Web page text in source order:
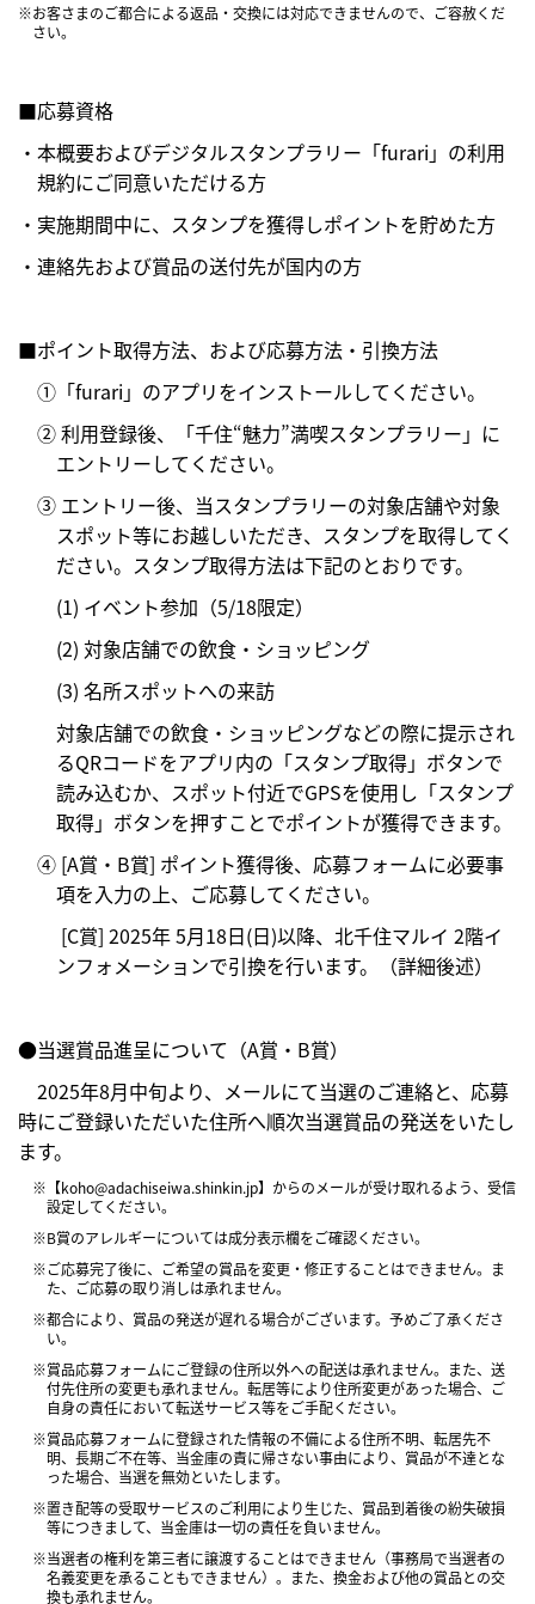
※お客さまのご都合による返品・交換には対応できませんので、ご容赦くだ
さい。
■応募資格
・本概要およびデジタルスタンプラリー「furari」の利用
規約にご同意いただける方
・実施期間中に、スタンプを獲得しポイントを貯めた方
・連絡先および賞品の送付先が国内の方
■ポイント取得方法、および応募方法・引換方法
①「furari」のアプリをインストールしてください。
② 利用登録後、「千住“魅力”満喫スタンプラリー」に
エントリーしてください。
③ エントリー後、当スタンプラリーの対象店舗や対象
スポット等にお越しいただき、スタンプを取得してく
ださい。スタンプ取得方法は下記のとおりです。
(1) イベント参加（5/18限定）
(2) 対象店舗での飲食・ショッピング
(3) 名所スポットへの来訪
対象店舗での飲食・ショッピングなどの際に提示され
るQRコードをアプリ内の「スタンプ取得」ボタンで
読み込むか、スポット付近でGPSを使用し「スタンプ
取得」ボタンを押すことでポイントが獲得できます。
④ [A賞・B賞] ポイント獲得後、応募フォームに必要事
項を入力の上、ご応募してください。
[C賞] 2025年 5月18日(日)以降、北千住マルイ 2階イ
ンフォメーションで引換を行います。（詳細後述）
●当選賞品進呈について（A賞・B賞）
2025年8月中旬より、メールにて当選のご連絡と、応募
時にご登録いただいた住所へ順次当選賞品の発送をいたし
ます。
※【koho@adachiseiwa.shinkin.jp】からのメールが受け取れるよう、受信
設定してください。
※B賞のアレルギーについては成分表示欄をご確認ください。
※ご応募完了後に、ご希望の賞品を変更・修正することはできません。ま
た、ご応募の取り消しは承れません。
※都合により、賞品の発送が遅れる場合がございます。予めご了承くださ
い。
※賞品応募フォームにご登録の住所以外への配送は承れません。また、送
付先住所の変更も承れません。転居等により住所変更があった場合、ご
自身の責任において転送サービス等をご手配ください。
※賞品応募フォームに登録された情報の不備による住所不明、転居先不
明、長期ご不在等、当金庫の責に帰さない事由により、賞品が不達とな
った場合、当選を無効といたします。
※置き配等の受取サービスのご利用により生じた、賞品到着後の紛失破損
等につきまして、当金庫は一切の責任を負いません。
※当選者の権利を第三者に譲渡することはできません（事務局で当選者の
名義変更を承ることもできません）。また、換金および他の賞品との交
換も承れません。